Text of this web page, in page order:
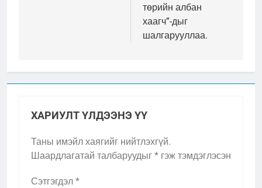
төрийн албан
хаагч”-дыг
шалгарууллаа.
ХАРИУЛТ ҮЛДЭЭНЭ ҮҮ
Таны имэйл хаягийг нийтлэхгүй.
Шаардлагатай талбаруудыг * гэж тэмдэглэсэн
Сэтгэгдэл *